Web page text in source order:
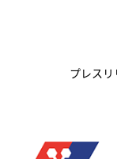
プレスリ